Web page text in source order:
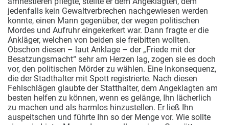
jedenfalls kein Gewaltverbrechen nachgewiesen werden
konnte, einen Mann gegenüber, der wegen politischen
Mordes und Aufruhr eingekerkert war. Dann fragte er die
Ankläger, welchen von beiden sie freibitten wollten.
Obschon diesen – laut Anklage – der „Friede mit der
Besatzungsmacht“ sehr am Herzen lag, zogen sie es doch
vor, den politischen Mörder zu wählen. Eine Inkonsequenz,
die der Stadthalter mit Spott registrierte. Nach diesen
Fehlschlägen glaubte der Statthalter, dem Angeklagten am
besten helfen zu können, wenn es gelänge, Ihn lächerlich
zu machen und als harmlos hinzustellen. Er ließ Ihn
auspeitschen und führte Ihn so der Menge vor. Wie sollte